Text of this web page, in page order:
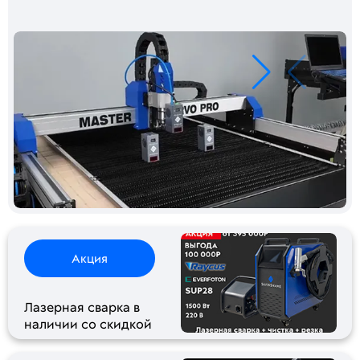
Акция
Лазерная сварка в
наличии со скидкой